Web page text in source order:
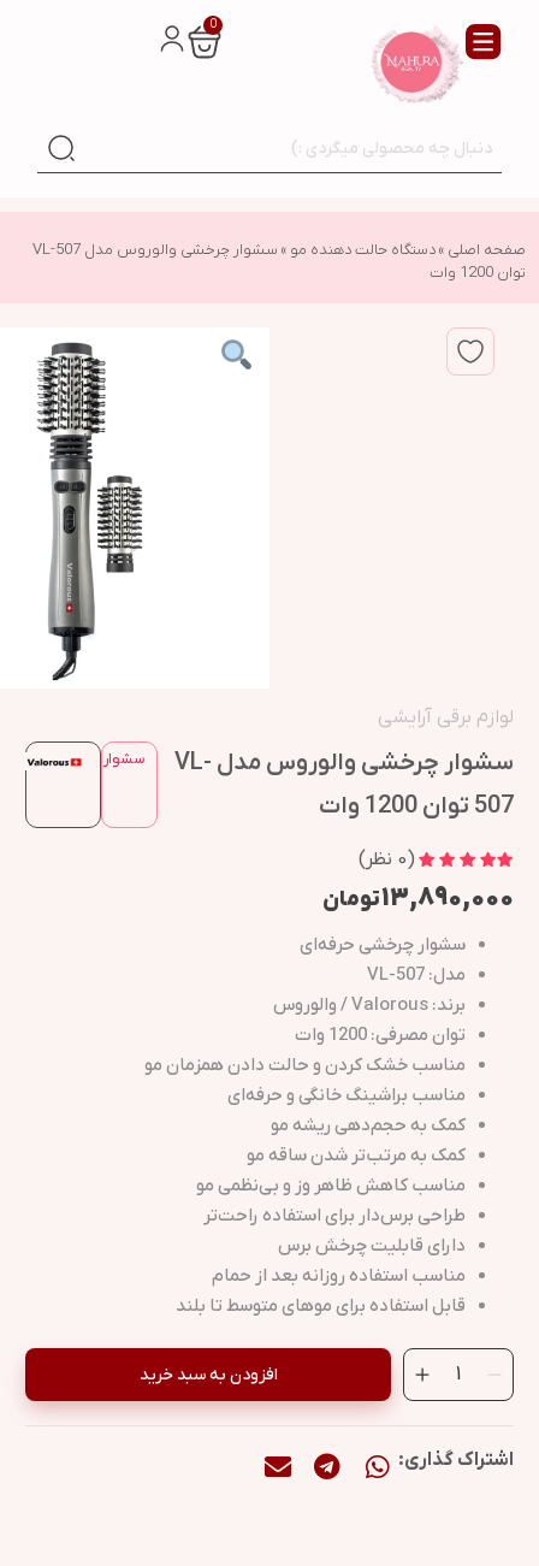
0
صفحه اصلی »دستگاه حالت دهنده مو »
سشوار چرخشی والوروس مدل VL-507
توان 1200 وات
لوازم برقی آرایشی
سشوار چرخشی والوروس مدل VL-
507 توان 1200 وات
سشوار
(
0 نظر)
۱۳,۸۹۰,۰۰۰تومان
سشوار چرخشی حرفه‌ای
مدل: VL-507
برند: Valorous / والوروس
توان مصرفی: 1200 وات
مناسب خشک کردن و حالت دادن همزمان مو
مناسب براشینگ خانگی و حرفه‌ای
کمک به حجم‌دهی ریشه مو
کمک به مرتب‌تر شدن ساقه مو
مناسب کاهش ظاهر وز و بی‌نظمی مو
طراحی برس‌دار برای استفاده راحت‌تر
دارای قابلیت چرخش برس
مناسب استفاده روزانه بعد از حمام
قابل استفاده برای موهای متوسط تا بلند
افزودن به سبد خرید
اشتراک گذاری: